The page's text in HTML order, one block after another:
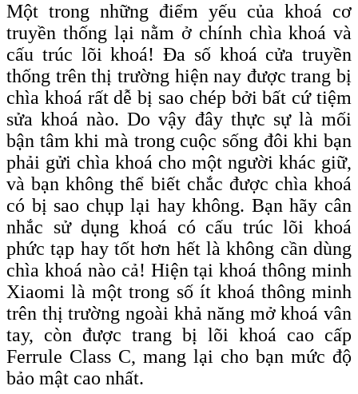
Một trong những điểm yếu của khoá cơ
truyền thống lại nằm ở chính chìa khoá và
cấu trúc lõi khoá! Đa số khoá cửa truyền
thống trên thị trường hiện nay được trang bị
chìa khoá rất dễ bị sao chép bởi bất cứ tiệm
sửa khoá nào. Do vậy đây thực sự là mối
bận tâm khi mà trong cuộc sống đôi khi bạn
phải gửi chìa khoá cho một người khác giữ,
và bạn không thể biết chắc được chìa khoá
có bị sao chụp lại hay không. Bạn hãy cân
nhắc sử dụng khoá có cấu trúc lõi khoá
phức tạp hay tốt hơn hết là không cần dùng
chìa khoá nào cả! Hiện tại khoá thông minh
Xiaomi là một trong số ít khoá thông minh
trên thị trường ngoài khả năng mở khoá vân
tay, còn được trang bị lõi khoá cao cấp
Ferrule Class C, mang lại cho bạn mức độ
bảo mật cao nhất.